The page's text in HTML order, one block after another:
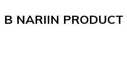
B NARIIN PRODUCT